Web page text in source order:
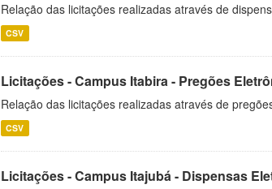
Relação das licitações realizadas através de
CSV
Licitações - Campus Itabira - Pregões
Relação das licitações realizadas através de
CSV
Licitações - Campus Itajubá - Dispensas